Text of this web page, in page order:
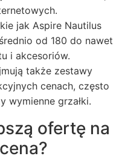
jak Aspire Nautilus
od 180 do nawet
i akcesoriów.
także zestawy
cenach, często
wymienne grzałki.
ofertę na